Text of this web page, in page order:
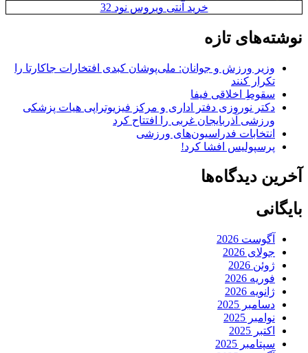
خرید آنتی ویروس نود 32
نوشته‌های تازه
وزیر ورزش و جوانان: ملی‌پوشان کبدی افتخارات جاکارتا را
تکرار کنند
سقوطِ اخلاقی فیفا
دکتر نوروزی دفتر اداری و مرکز فیزیوتراپی هیات پزشکی
ورزشی آذربایجان غربی را افتتاح کرد
انتخابات فدراسیون‌های ورزشی
پرسپولیس افشا کرد!
آخرین دیدگاه‌ها
بایگانی
آگوست 2026
جولای 2026
ژوئن 2026
فوریه 2026
ژانویه 2026
دسامبر 2025
نوامبر 2025
اکتبر 2025
سپتامبر 2025